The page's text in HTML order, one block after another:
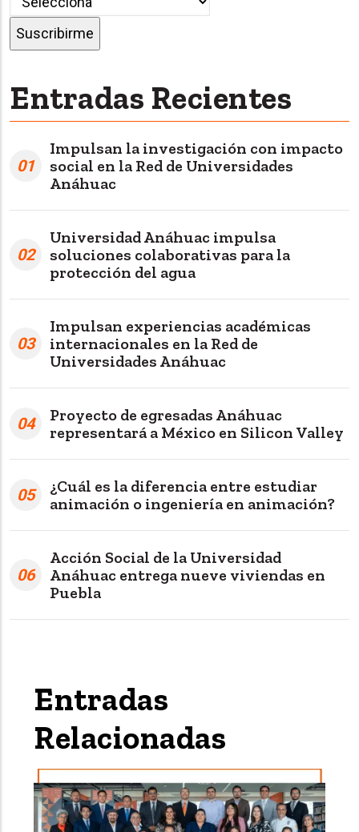
Entradas Recientes
01
Impulsan la investigación con impacto
social en la Red de Universidades
Anáhuac
02
Universidad Anáhuac impulsa
soluciones colaborativas para la
protección del agua
03
Impulsan experiencias académicas
internacionales en la Red de
Universidades Anáhuac
04
Proyecto de egresadas Anáhuac
representará a México en Silicon Valley
05
¿Cuál es la diferencia entre estudiar
animación o ingeniería en animación?
06
Acción Social de la Universidad
Anáhuac entrega nueve viviendas en
Puebla
Entradas
Relacionadas